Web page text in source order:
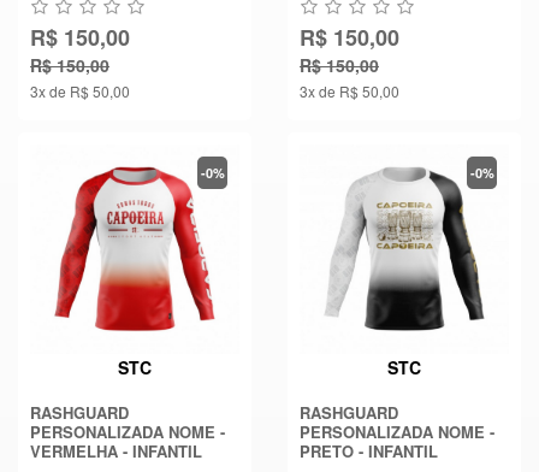
R$ 150,00
R$ 150,00
3x de R$ 50,00
R$ 150,00
R$ 150,00
3x de R$ 50,00
STC
RASHGUARD
PERSONALIZADA NOME -
VERMELHA - INFANTIL
-0%
STC
RASHGUARD
PERSONALIZADA NOME -
PRETO - INFANTIL
-0%